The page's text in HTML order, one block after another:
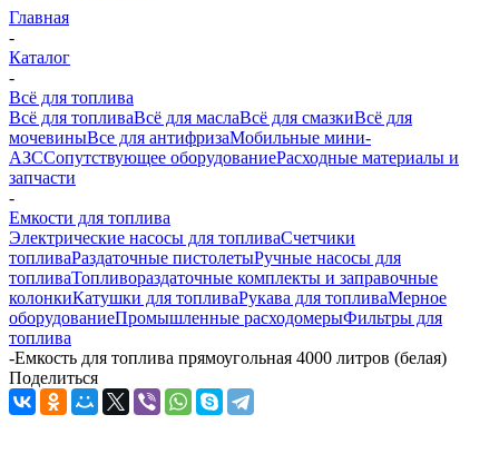
Главная
-
Каталог
-
Всё для топлива
Всё для топливаВсё для маслаВсё для смазкиВсё для
мочевиныВсе для антифризаМобильные мини-
АЗССопутствующее оборудованиеРасходные материалы и
запчасти
-
Емкости для топлива
Электрические насосы для топливаСчетчики
топливаРаздаточные пистолетыРучные насосы для
топливаТопливораздаточные комплекты и заправочные
колонкиКатушки для топливаРукава для топливаМерное
оборудованиеПромышленные расходомерыФильтры для
топлива
-Емкость для топлива прямоугольная 4000 литров (белая)
Поделиться